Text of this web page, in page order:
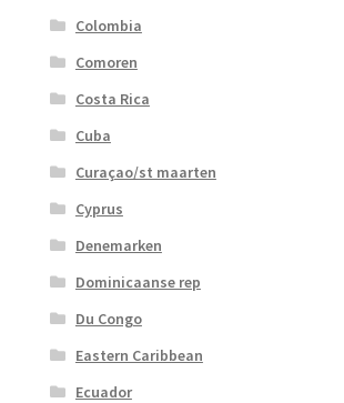
Colombia
Comoren
Costa Rica
Cuba
Curaçao/st maarten
Cyprus
Denemarken
Dominicaanse rep
Du Congo
Eastern Caribbean
Ecuador